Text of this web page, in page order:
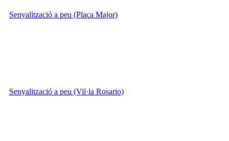
Senyalització a peu (Plaça Major)
Senyalització a peu (Vil·la Rosario)